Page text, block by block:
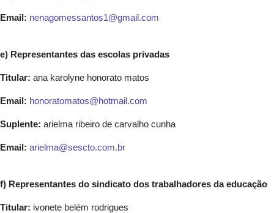
Email: nenagomessantos1@gmail.com
e) Representantes das escolas privadas
Titular: ana karolyne honorato matos
Email: honoratomatos@hotmail.com
Suplente: arielma ribeiro de carvalho cunha
Email: arielma@sescto.com.br
f) Representantes do sindicato dos trabalhadores da educação
Titular: ivonete belém rodrigues